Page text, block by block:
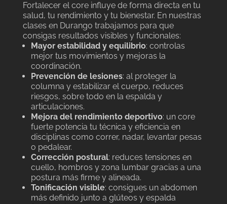
Fortalecer el core influye de forma directa en tu
salud, tu rendimiento y tu bienestar. En nuestras
clases en Durango trabajamos para que
consigas resultados visibles y funcionales:
Mayor estabilidad y equilibrio: controlas
mejor tus movimientos y mejoras la
coordinación.
Prevención de lesiones: al proteger la
columna y estabilizar el cuerpo, reduces
riesgos, sobre todo en la espalda y
articulaciones.
Mejora del rendimiento deportivo: un core
fuerte potencia tu técnica y eficiencia en
disciplinas como correr, nadar, levantar pesas
o pedalear.
Corrección postural: reduces tensiones en
cuello, hombros y zona lumbar gracias a una
postura más firme y alineada.
Tonificación visible: consigues un abdomen
más definido junto a glúteos y espalda